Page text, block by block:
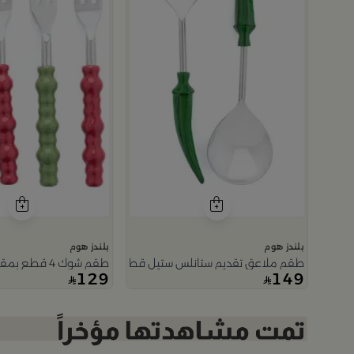
بلندز هوم
طقم ملاعق تقديم ستانلس ستيل قطعتين من نقاء
149
بلندز هوم
طقم شوك 4 قطع بمقابض باللون الاحمر والاخضر من نقاء
129